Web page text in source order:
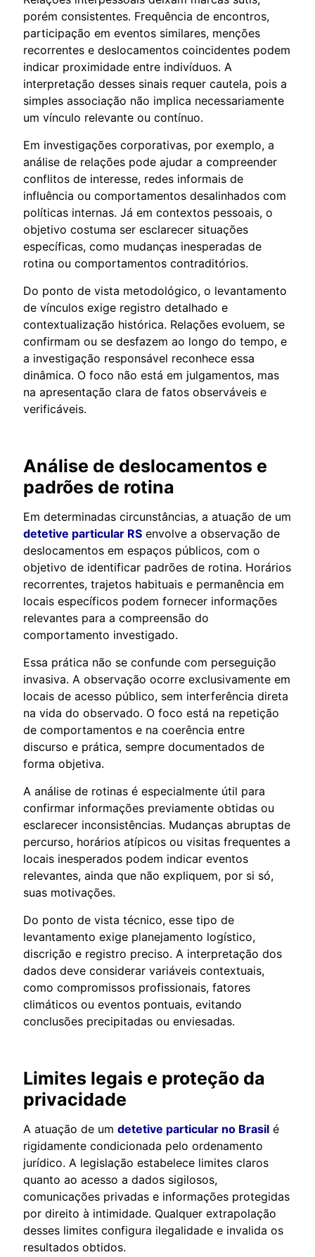
porém consistentes. Frequência de encontros,
participação em eventos similares, menções
recorrentes e deslocamentos coincidentes podem
indicar proximidade entre indivíduos. A
interpretação desses sinais requer cautela, pois a
simples associação não implica necessariamente
um vínculo relevante ou contínuo.
Em investigações corporativas, por exemplo, a
análise de relações pode ajudar a compreender
conflitos de interesse, redes informais de
influência ou comportamentos desalinhados com
políticas internas. Já em contextos pessoais, o
objetivo costuma ser esclarecer situações
específicas, como mudanças inesperadas de
rotina ou comportamentos contraditórios.
Do ponto de vista metodológico, o levantamento
de vínculos exige registro detalhado e
contextualização histórica. Relações evoluem, se
confirmam ou se desfazem ao longo do tempo, e
a investigação responsável reconhece essa
dinâmica. O foco não está em julgamentos, mas
na apresentação clara de fatos observáveis e
verificáveis.
Análise de deslocamentos e
padrões de rotina
Em determinadas circunstâncias, a atuação de um
detetive particular RS envolve a observação de
deslocamentos em espaços públicos, com o
objetivo de identificar padrões de rotina. Horários
recorrentes, trajetos habituais e permanência em
locais específicos podem fornecer informações
relevantes para a compreensão do
comportamento investigado.
Essa prática não se confunde com perseguição
invasiva. A observação ocorre exclusivamente em
locais de acesso público, sem interferência direta
na vida do observado. O foco está na repetição
de comportamentos e na coerência entre
discurso e prática, sempre documentados de
forma objetiva.
A análise de rotinas é especialmente útil para
confirmar informações previamente obtidas ou
esclarecer inconsistências. Mudanças abruptas de
percurso, horários atípicos ou visitas frequentes a
locais inesperados podem indicar eventos
relevantes, ainda que não expliquem, por si só,
suas motivações.
Do ponto de vista técnico, esse tipo de
levantamento exige planejamento logístico,
discrição e registro preciso. A interpretação dos
dados deve considerar variáveis contextuais,
como compromissos profissionais, fatores
climáticos ou eventos pontuais, evitando
conclusões precipitadas ou enviesadas.
Limites legais e proteção da
privacidade
A atuação de um detetive particular no Brasil é
rigidamente condicionada pelo ordenamento
jurídico. A legislação estabelece limites claros
quanto ao acesso a dados sigilosos,
comunicações privadas e informações protegidas
por direito à intimidade. Qualquer extrapolação
desses limites configura ilegalidade e invalida os
resultados obtidos.